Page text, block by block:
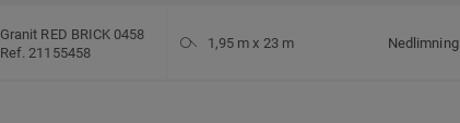
Granit RED BRICK 0458
Ref. 21155458
1,95 m x 23 m Nedlimning